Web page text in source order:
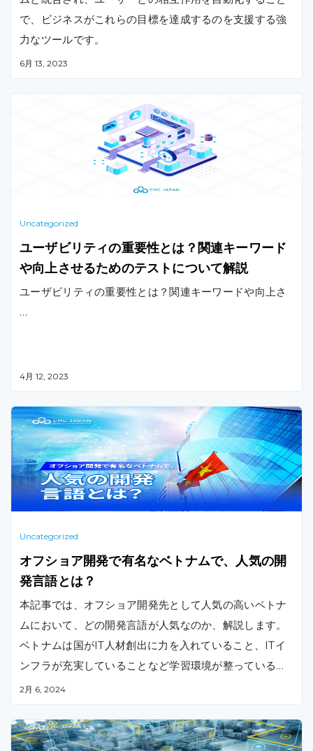
で、ビジネスがこれらの目標を達成するのを支援する強
力なツールです。
6月 13, 2023
Uncategorized
ユーザビリティの重要性とは？関連キーワード
や向上させるためのテストについて解説
ユーザビリティの重要性とは？関連キーワードや向上さ
…
4月 12, 2023
Uncategorized
オフショア開発で有名なベトナムで、人気の開
発言語とは？
本記事では、オフショア開発先として人気の高いベトナ
ムにおいて、どの開発言語が人気なのか、解説します。
ベトナムは国がIT人材創出に力を入れていること、ITイ
ンフラが充実していることなど学習環境が整っているた
め、立身出世に役立つプログラミング技能を積極的に学
でしょう。
2月 6, 2024